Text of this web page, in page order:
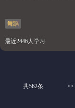
舞蹈
最近2446人学习
共562条 <<